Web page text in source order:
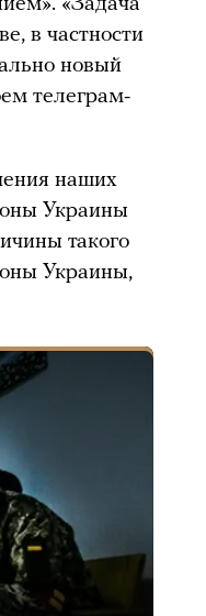
«Задача
в частности
новый
телеграм-
наших
Украины
такого
Украины,